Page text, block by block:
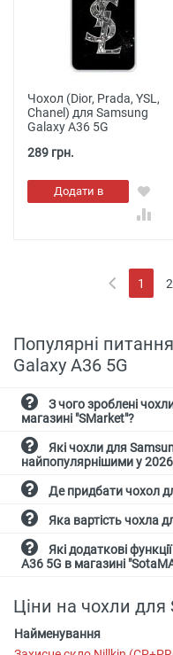
Чохол (Dior, Prada, YSL,
Chanel) для Samsung
Galaxy A36 5G
289 грн.
Додати в
кошик
1
2
Популярні
Galaxy A36 5G
магазині "SMarket"?
найпопулярнішими у 2026
Де придбати чохол
Яка вартість чохла
A36 5G в магазині
Ціни на чохли для
Найменування